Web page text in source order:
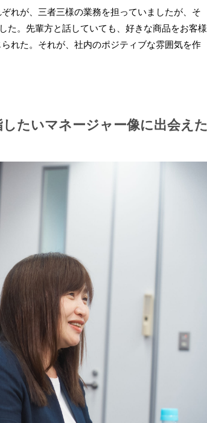
れが、三者三様の業務を担っていましたが、そ
た。先輩方と話していても、好きな商品をお客様
れた。それが、社内のポジティブな雰囲気を作
たいマネージャー像に出会えた